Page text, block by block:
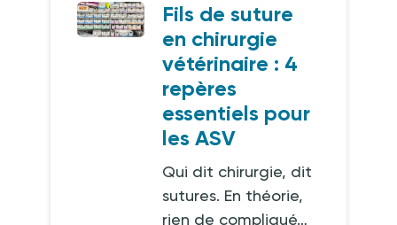
Fils de suture
en chirurgie
vétérinaire : 4
repères
essentiels pour
les ASV
Qui dit chirurgie, dit
sutures. En théorie,
rien de compliqué…